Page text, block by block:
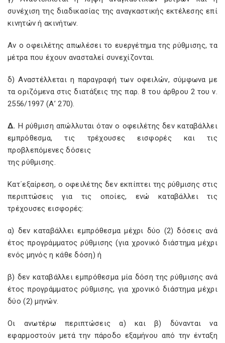
συνέχιση της διαδικασίας της αναγκαστικής εκτέλεσης επί
κινητών ή ακινήτων.
Αν ο οφειλέτης απωλέσει το ευεργέτημα της ρύθμισης, τα
μέτρα που έχουν ανασταλεί συνεχίζονται.
δ) Αναστέλλεται η παραγραφή των οφειλών, σύμφωνα με
τα οριζόμενα στις διατάξεις της παρ. 8 του άρθρου 2 του ν.
2556/1997 (Α’ 270).
Δ. Η ρύθμιση απώλλυται όταν ο οφειλέτης δεν καταβάλλει
εμπρόθεσμα, τις τρέχουσες εισφορές και τις
προβλεπόμενες δόσεις
της ρύθμισης.
Κατ΄εξαίρεση, ο οφειλέτης δεν εκπίπτει της ρύθμισης στις
περιπτώσεις για τις οποίες, ενώ καταβάλλει τις
τρέχουσες εισφορές:
α) δεν καταβάλλει εμπρόθεσμα μέχρι δύο (2) δόσεις ανά
έτος προγράμματος ρύθμισης (για χρονικό διάστημα μέχρι
ενός μηνός η κάθε δόση) ή
β) δεν καταβάλλει εμπρόθεσμα μία δόση της ρύθμισης ανά
έτος προγράμματος ρύθμισης, για χρονικό διάστημα μέχρι
δύο (2) μηνών.
Οι ανωτέρω περιπτώσεις α) και β) δύνανται να
εφαρμοστούν μετά την πάροδο εξαμήνου από την ένταξη